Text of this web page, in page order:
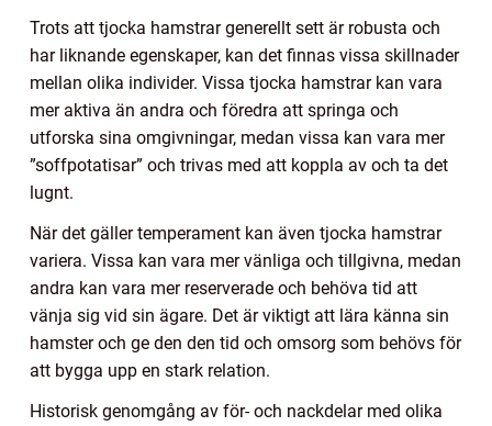
Trots att tjocka hamstrar generellt sett är robusta och
har liknande egenskaper, kan det finnas vissa skillnader
mellan olika individer. Vissa tjocka hamstrar kan vara
mer aktiva än andra och föredra att springa och
utforska sina omgivningar, medan vissa kan vara mer
”soffpotatisar” och trivas med att koppla av och ta det
lugnt.
När det gäller temperament kan även tjocka hamstrar
variera. Vissa kan vara mer vänliga och tillgivna, medan
andra kan vara mer reserverade och behöva tid att
vänja sig vid sin ägare. Det är viktigt att lära känna sin
hamster och ge den den tid och omsorg som behövs för
att bygga upp en stark relation.
Historisk genomgång av för- och nackdelar med olika